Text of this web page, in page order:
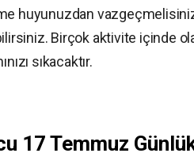
huyunuzdan
Birçok aktivite içinde
sıkacaktır.
17 Temmuz